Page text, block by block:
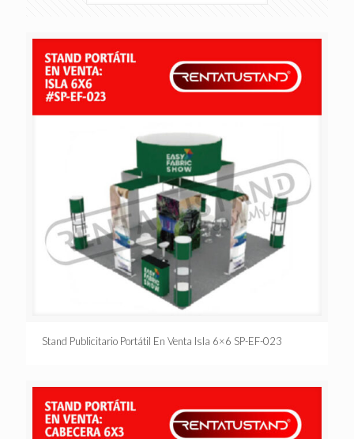
Stand Publicitario Portátil En Venta Isla 6×6 SP-EF-023